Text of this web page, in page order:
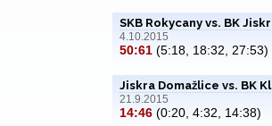
SKB Rokycany vs. BK
4.10.2015
50:61 (5:18, 18:32, 27:53)
Jiskra Domažlice vs. BK
21.9.2015
14:46 (0:20, 4:32, 14:38)